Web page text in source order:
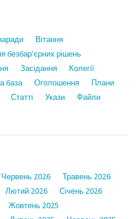
Вiтання
безбар'єрних рішень
Засідання
Колегії
база Оголошення
Плани
Статтi Укази
Файли
Червень 2026
Травень 2026
Лютий 2026
Січень 2026
Жовтень 2025